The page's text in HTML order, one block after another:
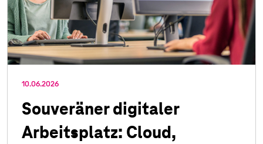
10.06.2026
Souveräner digitaler
Arbeitsplatz: Cloud,